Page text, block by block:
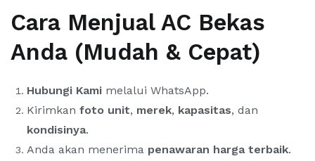
Cara Menjual AC Bekas
Anda (Mudah & Cepat)
Hubungi Kami melalui WhatsApp.
Kirimkanfoto unit, merek, kapasitas, dan
kondisinya.
Anda akan menerima penawaran harga terbaik.